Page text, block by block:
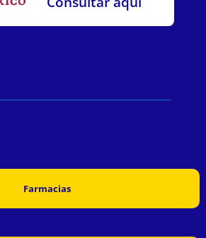
Farmacias